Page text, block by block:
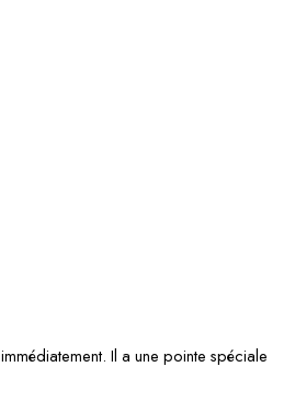
Il a une pointe spéciale